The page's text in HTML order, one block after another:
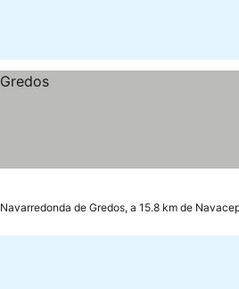
Navarredonda de Gredos, a 15.8 km de